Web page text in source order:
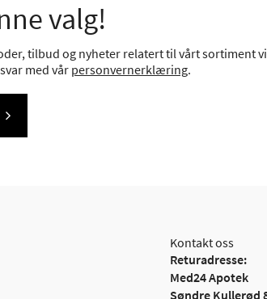
valg!
tilbud og nyheter relatert til vårt sortiment
med vår personvernerklæring.
Kontakt oss
Returadresse:
Med24 Apotek
Søndre Kullerød